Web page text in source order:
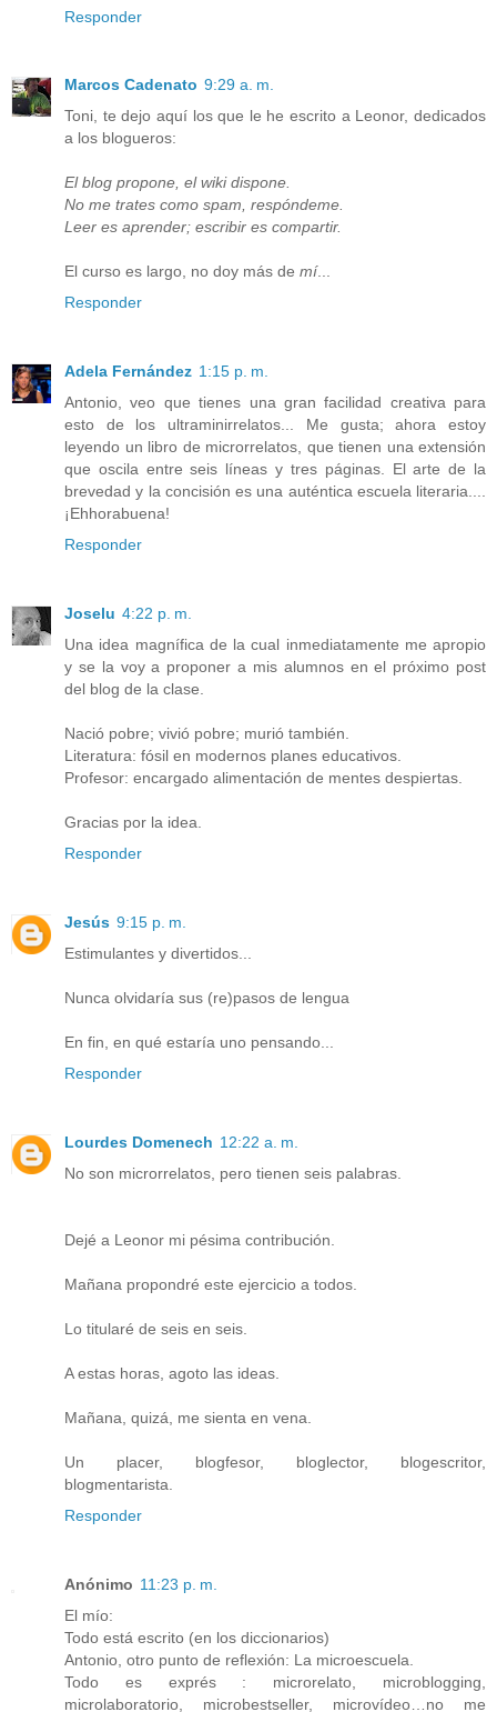
Responder
Marcos Cadenato 9:29 a. m.
Toni, te dejo aquí los que le he escrito a Leonor, dedicados
a los blogueros:
El blog propone, el wiki dispone.
No me trates como spam, respóndeme.
Leer es aprender; escribir es compartir.
El curso es largo, no doy más de mí...
Responder
Adela Fernández 1:15 p. m.
Antonio, veo que tienes una gran facilidad creativa para
esto de los ultraminirrelatos... Me gusta; ahora estoy
leyendo un libro de microrrelatos, que tienen una extensión
que oscila entre seis líneas y tres páginas. El arte de la
brevedad y la concisión es una auténtica escuela literaria....
¡Ehhorabuena!
Responder
Joselu 4:22 p. m.
Una idea magnífica de la cual inmediatamente me apropio
y se la voy a proponer a mis alumnos en el próximo post
del blog de la clase.
Nació pobre; vivió pobre; murió también.
Literatura: fósil en modernos planes educativos.
Profesor: encargado alimentación de mentes despiertas.
Gracias por la idea.
Responder
Jesús 9:15 p. m.
Estimulantes y divertidos...
Nunca olvidaría sus (re)pasos de lengua
En fin, en qué estaría uno pensando...
Responder
Lourdes Domenech 12:22 a. m.
No son microrrelatos, pero tienen seis palabras.
Dejé a Leonor mi pésima contribución.
Mañana propondré este ejercicio a todos.
Lo titularé de seis en seis.
A estas horas, agoto las ideas.
Mañana, quizá, me sienta en vena.
Un placer, blogfesor, bloglector, blogescritor,
blogmentarista.
Responder
Anónimo 11:23 p. m.
El mío:
Todo está escrito (en los diccionarios)
Antonio, otro punto de reflexión: La microescuela.
Todo es exprés : microrelato, microblogging,
microlaboratorio, microbestseller, microvídeo…no me